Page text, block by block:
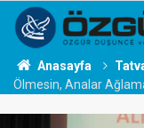
Anasayfa
Ölmesin, Analar